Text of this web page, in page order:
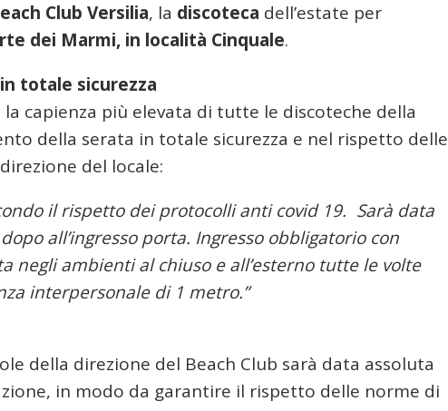
Club Versilia, la discoteca dell’estate per
dei Marmi, in località Cinquale.
totale sicurezza
capienza più elevata di tutte le discoteche della
della serata in totale sicurezza e nel rispetto delle
del locale:
il rispetto dei protocolli anti covid 19. Sarà data
all’ingresso porta. Ingresso obbligatorio con
negli ambienti al chiuso e all’esterno tutte le volte
interpersonale di 1 metro.”
della direzione del Beach Club sarà data assoluta
in modo da garantire il rispetto delle norme di